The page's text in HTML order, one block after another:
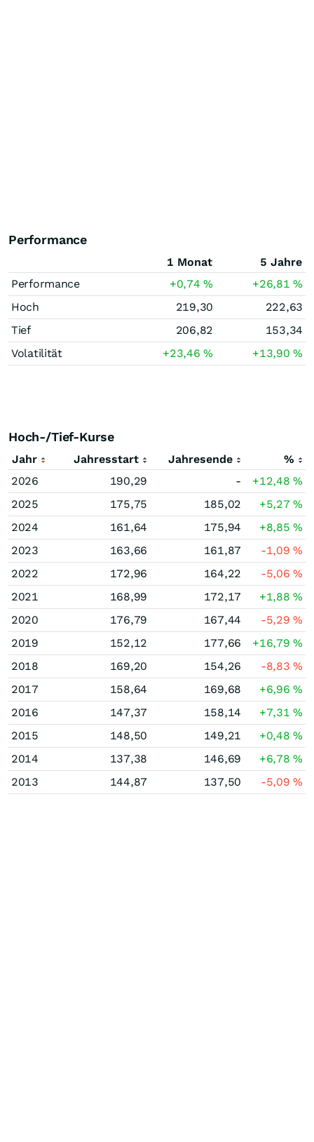
Performance
1 Monat
5 Jahre
Performance
+0,74% +26,81%
Hoch
219,30
222,63
Tief
206,82
153,34
Volatilität
+23,46% +13,90%
Hoch-/Tief-Kurse
Jahr Jahresstart Jahresende
%
2026
190,29 - +12,48%
2025
175,75 185,02 +5,27%
2024
161,64 175,94 +8,85%
2023
163,66 161,87 -1,09%
2022
172,96 164,22 -5,06%
2021
168,99 172,17 +1,88%
2020
176,79 167,44 -5,29%
2019
152,12 177,66 +16,79%
2018
169,20 154,26 -8,83%
2017
158,64 169,68 +6,96%
2016
147,37 158,14 +7,31%
2015
148,50 149,21 +0,48%
2014
137,38 146,69 +6,78%
2013
144,87 137,50 -5,09%